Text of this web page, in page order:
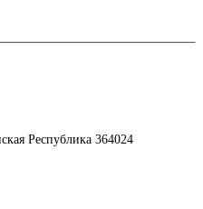
Республика 364024